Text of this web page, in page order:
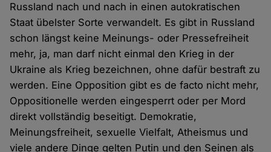
Russland nach und nach in einen autokratischen
Staat übelster Sorte verwandelt. Es gibt in Russland
schon längst keine Meinungs- oder Pressefreiheit
mehr, ja, man darf nicht einmal den Krieg in der
Ukraine als Krieg bezeichnen, ohne dafür bestraft zu
werden. Eine Opposition gibt es de facto nicht mehr,
Oppositionelle werden eingesperrt oder per Mord
direkt vollständig beseitigt. Demokratie,
Meinungsfreiheit, sexuelle Vielfalt, Atheismus und
viele andere Dinge gelten Putin und den Seinen als